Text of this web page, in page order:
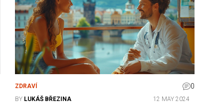
ZDRAVÍ 0
BY LUKÁŠ BŘEZINA 12 MAY 2024